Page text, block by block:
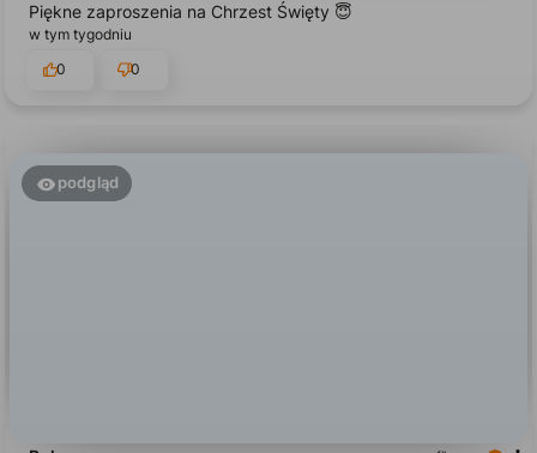
Piękne zaproszenia na Chrzest Święty 😇
w tym tygodniu
0
0
podgląd